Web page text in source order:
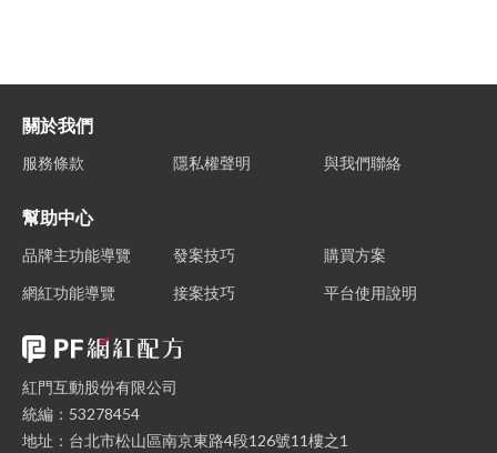
關於我們
服務條款 隱私權聲明 與我們聯絡
幫助中心
品牌主功能導覽 發案技巧
購買方案
網紅功能導覽
接案技巧 平台使用說明
紅門互動股份有限公司
統編：53278454
地址：台北市松山區南京東路4段126號11樓之1